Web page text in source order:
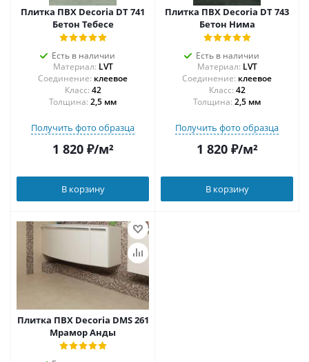
Плитка ПВХ Decoria DT 741
Бетон Тебесе
Есть в наличии
Материал: LVT
Соединение: клеевое
42
Толщина: 2,5 мм
Получить фото образца
1 820₽/м²
В корзину
Плитка ПВХ Decoria DT 743
Бетон Нима
Есть в наличии
Материал: LVT
Соединение: клеевое
42
Толщина: 2,5 мм
Получить фото образца
1 820₽/м²
В корзину
Плитка ПВХ Decoria DMS 261
Мрамор Анды